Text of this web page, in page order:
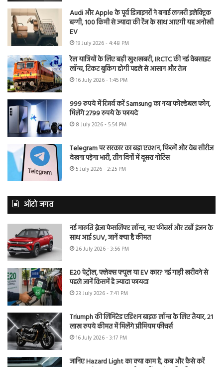
Audi और Apple के पूर्व डिजाइनरों ने बनाई लग्जरी इलेक्ट्रिक
बग्गी, 100 किमी से ज्यादा की रेंज के साथ आएगी यह अनोखी
EV
19 July 2026 - 4:48 PM
रेल यात्रियों के लिए बड़ी खुशखबरी, IRCTC की नई वेबसाइट
लॉन्च, टिकट बुकिंग होगी पहले से आसान और तेज
16 July 2026 - 1:45 PM
999 रुपये में रिजर्व करें Samsung का नया फोल्डेबल फोन,
मिलेंगे 2799 रुपये के फायदे
8 July 2026 - 5:54 PM
Telegram पर सरकार का बड़ा एक्शन, फिल्में और वेब सीरीज
देखना पड़ेगा भारी, तीन दिनों में दूसरा नोटिस
5 July 2026 - 2:25 PM
ऑटो जगत
नई मारुति ब्रेजा फेसलिफ्ट लॉन्च, नए फीचर्स और टर्बो इंजन के
साथ आई SUV, जानें क्या है कीमत
26 July 2026 - 3:56 PM
E20 पेट्रोल, फ्लेक्स फ्यूल या EV कार? नई गाड़ी खरीदने से
पहले जानें किसमें है ज्यादा फायदा
23 July 2026 - 7:41 PM
Triumph की लिमिटेड एडिशन बाइक लॉन्च के लिए तैयार, 21
लाख रुपये कीमत में मिलेंगे प्रीमियम फीचर्स
16 July 2026 - 3:17 PM
जानिए Hazard Light का क्या काम है, कब और कैसे करें